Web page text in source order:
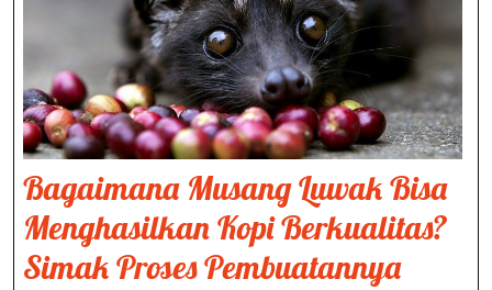
Bagaimana Musang Luwak Bisa
Menghasilkan Kopi Berkualitas?
Simak Proses Pembuatannya